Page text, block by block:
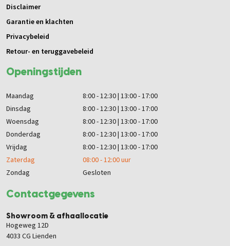
Contactgegevens
Showroom & afhaallocatie
Hogeweg 12D
4033 CG Lienden
Openingstijden
Maandag
8:00 - 12:30 | 13:00 - 17:00
Dinsdag
8:00 - 12:30 | 13:00 - 17:00
Woensdag
8:00 - 12:30 | 13:00 - 17:00
Donderdag
8:00 - 12:30 | 13:00 - 17:00
Vrijdag
8:00 - 12:30 | 13:00 - 17:00
Zaterdag
08:00 - 12:00 uur
Zondag
Gesloten
Disclaimer
Garantie en klachten
Privacybeleid
Retour- en teruggavebeleid